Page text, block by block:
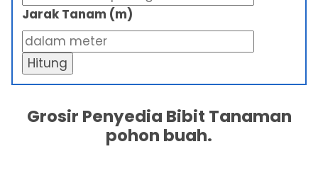
Jarak Tanam (m)
Hitung
Grosir Penyedia Bibit Tanaman
pohon buah.